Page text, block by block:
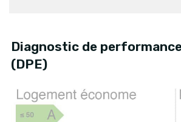
Diagnostic de
(DPE)